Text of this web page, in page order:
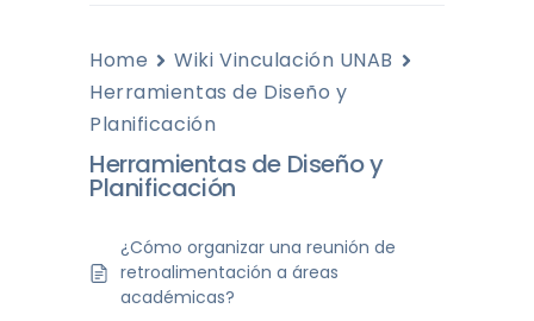
Home
Wiki Vinculación UNAB
Herramientas de Diseño y
Planificación
Herramientas de Diseño y
Planificación
¿Cómo organizar una reunión de
retroalimentación a áreas
académicas?